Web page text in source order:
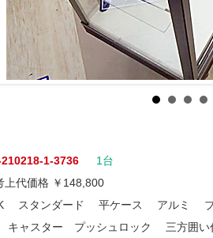
210218-1-3736
1台
上代価格 ￥148,800
スタンダード 平ケース アルミ
ャスター プッシュロック 三方囲